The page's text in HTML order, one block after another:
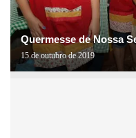
Quermesse de Nossa
15 de outubro de 2019